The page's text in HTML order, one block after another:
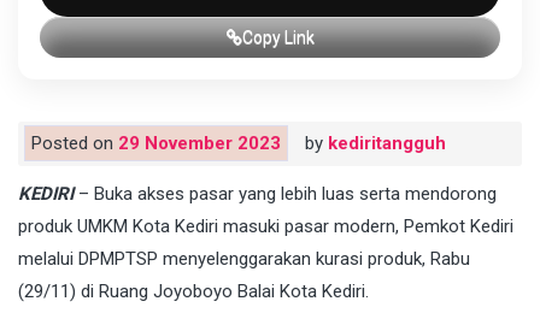
Copy Link
Posted on 29 November 2023 by kediritangguh
KEDIRI– Buka akses pasar yang lebih luas serta mendorong
produk UMKM Kota Kediri masuki pasar modern, Pemkot Kediri
melalui DPMPTSP menyelenggarakan kurasi produk, Rabu
(29/11) di Ruang Joyoboyo Balai Kota Kediri.